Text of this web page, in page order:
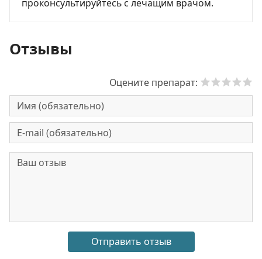
проконсультируйтесь с лечащим врачом.
Отзывы
Оцените препарат: